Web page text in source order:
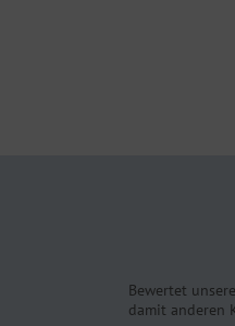
Bewertet
damit anderen